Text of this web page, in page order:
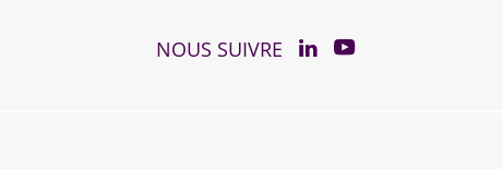
NOUS SUIVRE LinkedinYouTube